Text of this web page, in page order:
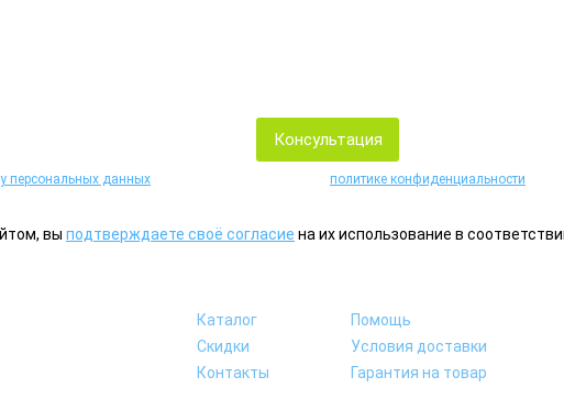
персональных данных политике конфиденциальности
вы подтверждаете своё согласие на их использование в
Каталог
Скидки
Контакты
Помощь
Условия доставки
Гарантия на товар